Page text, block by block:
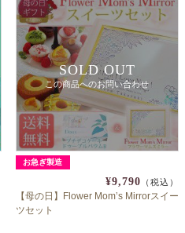
SOLD OUT
この商品へのお問い合わせ
お急ぎ製造
¥9,790 （税込）
【母の日】Flower Mom’s Mirrorスイー
ツセット